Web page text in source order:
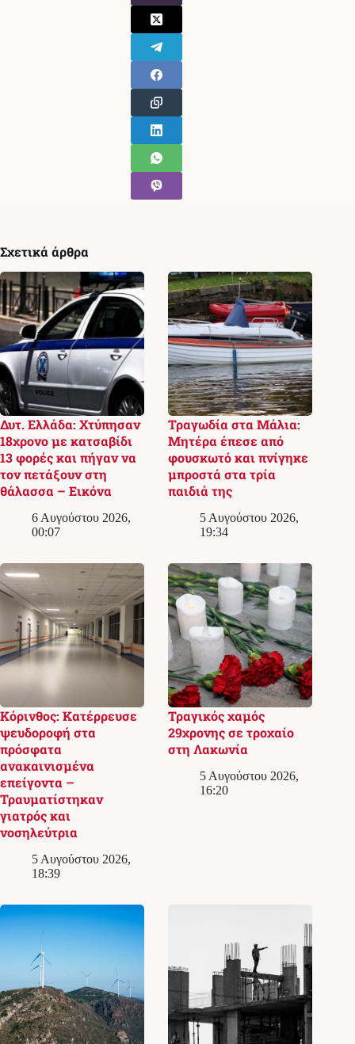
Σχετικά άρθρα
Δυτ. Ελλάδα: Χτύπησαν
18χρονο με κατσαβίδι
13 φορές και πήγαν να
τον πετάξουν στη
θάλασσα – Εικόνα
6 Αυγούστου 2026,
00:07
Τραγωδία στα Μάλια:
Μητέρα έπεσε από
φουσκωτό και πνίγηκε
μπροστά στα τρία
παιδιά της
5 Αυγούστου 2026,
19:34
Κόρινθος: Κατέρρευσε
ψευδοροφή στα
πρόσφατα
ανακαινισμένα
επείγοντα –
Τραυματίστηκαν
γιατρός και
νοσηλεύτρια
5 Αυγούστου 2026,
18:39
Τραγικός χαμός
29χρονης σε τροχαίο
στη Λακωνία
5 Αυγούστου 2026,
16:20